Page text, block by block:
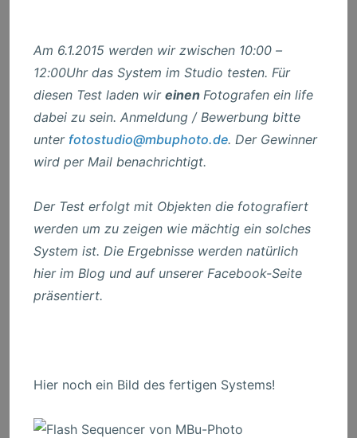
Am 6.1.2015 werden wir zwischen 10:00 –
12:00Uhr das System im Studio testen. Für
diesen Test laden wir einen Fotografen ein life
dabei zu sein. Anmeldung / Bewerbung bitte
unter fotostudio@mbuphoto.de. Der Gewinner
wird per Mail benachrichtigt.
Der Test erfolgt mit Objekten die fotografiert
werden um zu zeigen wie mächtig ein solches
System ist. Die Ergebnisse werden natürlich
hier im Blog und auf unserer Facebook-Seite
präsentiert.
Hier noch ein Bild des fertigen Systems!